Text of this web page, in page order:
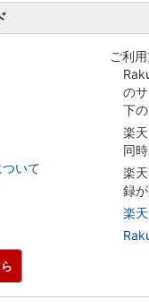
いて
ご利
の
下の
楽
同
楽
録
楽